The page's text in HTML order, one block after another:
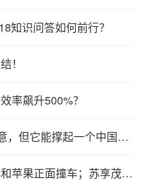
知识问答如何前行？
！
率飙升500%？
“刷榜”让音悦台做成了粉丝生意，但它能撑起一个中国版 Billboard 吗？
青瓜早报：雷军：小米有信心和苹果正面撞车；苏享茂事件家属初步判断团伙作案；papi酱宣布退出分答社区…